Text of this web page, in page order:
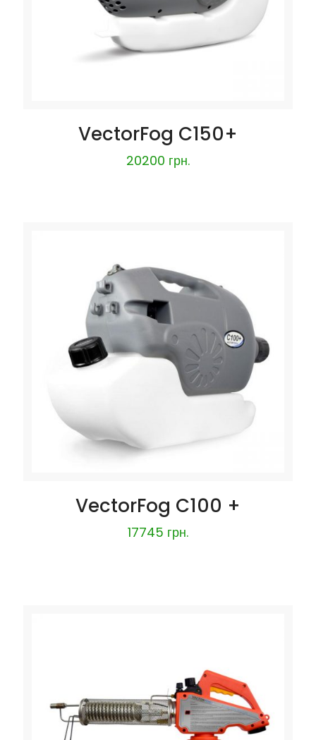
VectorFog C150+
20200 грн.
VectorFog C100 +
17745 грн.